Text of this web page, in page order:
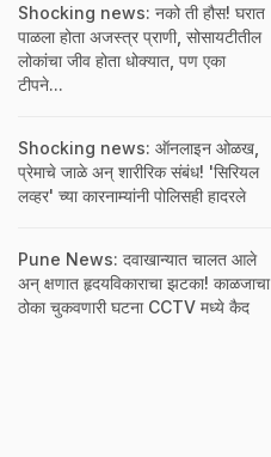
Shocking news: नको ती हौस! घरात
पाळला होता अजस्त्र प्राणी, सोसायटीतील
लोकांचा जीव होता धोक्यात, पण एका
टीपने...
Shocking news: ऑनलाइन ओळख,
प्रेमाचे जाळे अन् शारीरिक संबंध! 'सिरियल
लव्हर' च्या कारनाम्यांनी पोलिसही हादरले
Pune News: दवाखान्यात चालत आले
अन् क्षणात हृदयविकाराचा झटका! काळजाचा
ठोका चुकवणारी घटना CCTV मध्ये कैद